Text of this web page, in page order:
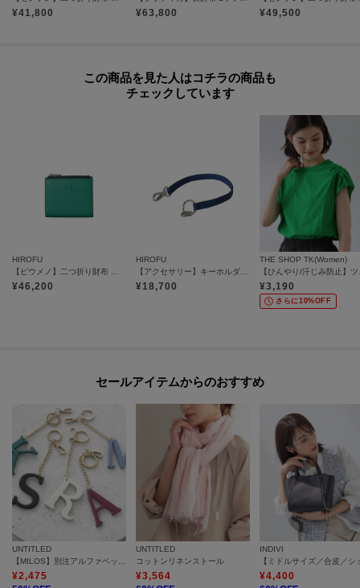
角に丸みを持たせたフォルムはグループ共通の特徴。
【気になるアイテムは『お気に入り登録』がおすすめです】
お気に入りアイテムが、在庫残りわずか・再入荷などキャンペーン対象にな
※商品ご購入時にお渡しするお買上げ証明書にお取り扱い上のご注意とお手
入れについての表示がございますのでよくお読みください。
※照明の関係により、実際よりも色味が違って見える場合があります。ま
た、パソコン・スマートフォンなどの環境により、若干製品と画像のカラー
¥41,800 ¥63,800 ¥49,500
この商品を見た人はコチラの商品も
チェックしています
HIROFU
【ピウメノ】二つ折り財布 レザー コンパクトウォレット 本革（商品番号：P25－65512）
¥46,200
HIROFU
【アクセサリー】キーホルダー ストラップ レザー 本革（商品番号：P25-50012）
¥18,700
THE SHOP TK(Women)
【ひ
¥3,190
さらに10%OFF
セールアイテムからのおすすめ
UNTITLED
¥2,475
UNTITLED
コットンリネンストール
¥3,564
INDIVI
¥4,400